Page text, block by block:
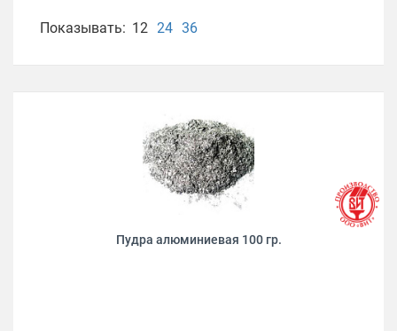
Показывать: 12 24 36
Пудра алюминиевая 100 гр.